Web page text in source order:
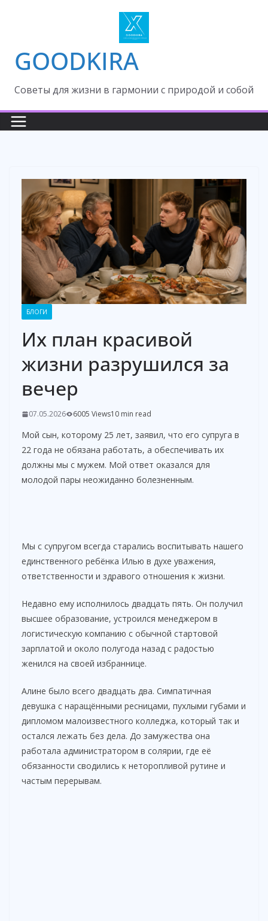
GOODKIRA
Cоветы для жизни в гармонии с природой и собой
БЛОГИ
Их план красивой
жизни разрушился за
вечер
07.05.2026 6005 Views10 min read
Мой сын, которому 25 лет, заявил, что его супруга в
22 года не обязана работать, а обеспечивать их
должны мы с мужем. Мой ответ оказался для
молодой пары неожиданно болезненным.
Мы с супругом всегда старались воспитывать нашего
единственного ребёнка Илью в духе уважения,
ответственности и здравого отношения к жизни.
Недавно ему исполнилось двадцать пять. Он получил
высшее образование, устроился менеджером в
логистическую компанию с обычной стартовой
зарплатой и около полугода назад с радостью
женился на своей избраннице.
Алине было всего двадцать два. Симпатичная
девушка с наращёнными ресницами, пухлыми губами и
дипломом малоизвестного колледжа, который так и
остался лежать без дела. До замужества она
работала администратором в солярии, где её
обязанности сводились к неторопливой рутине и
частым перерывам.